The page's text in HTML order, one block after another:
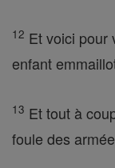
12 Et voici pour
enfant
13 Et tout à
foule des